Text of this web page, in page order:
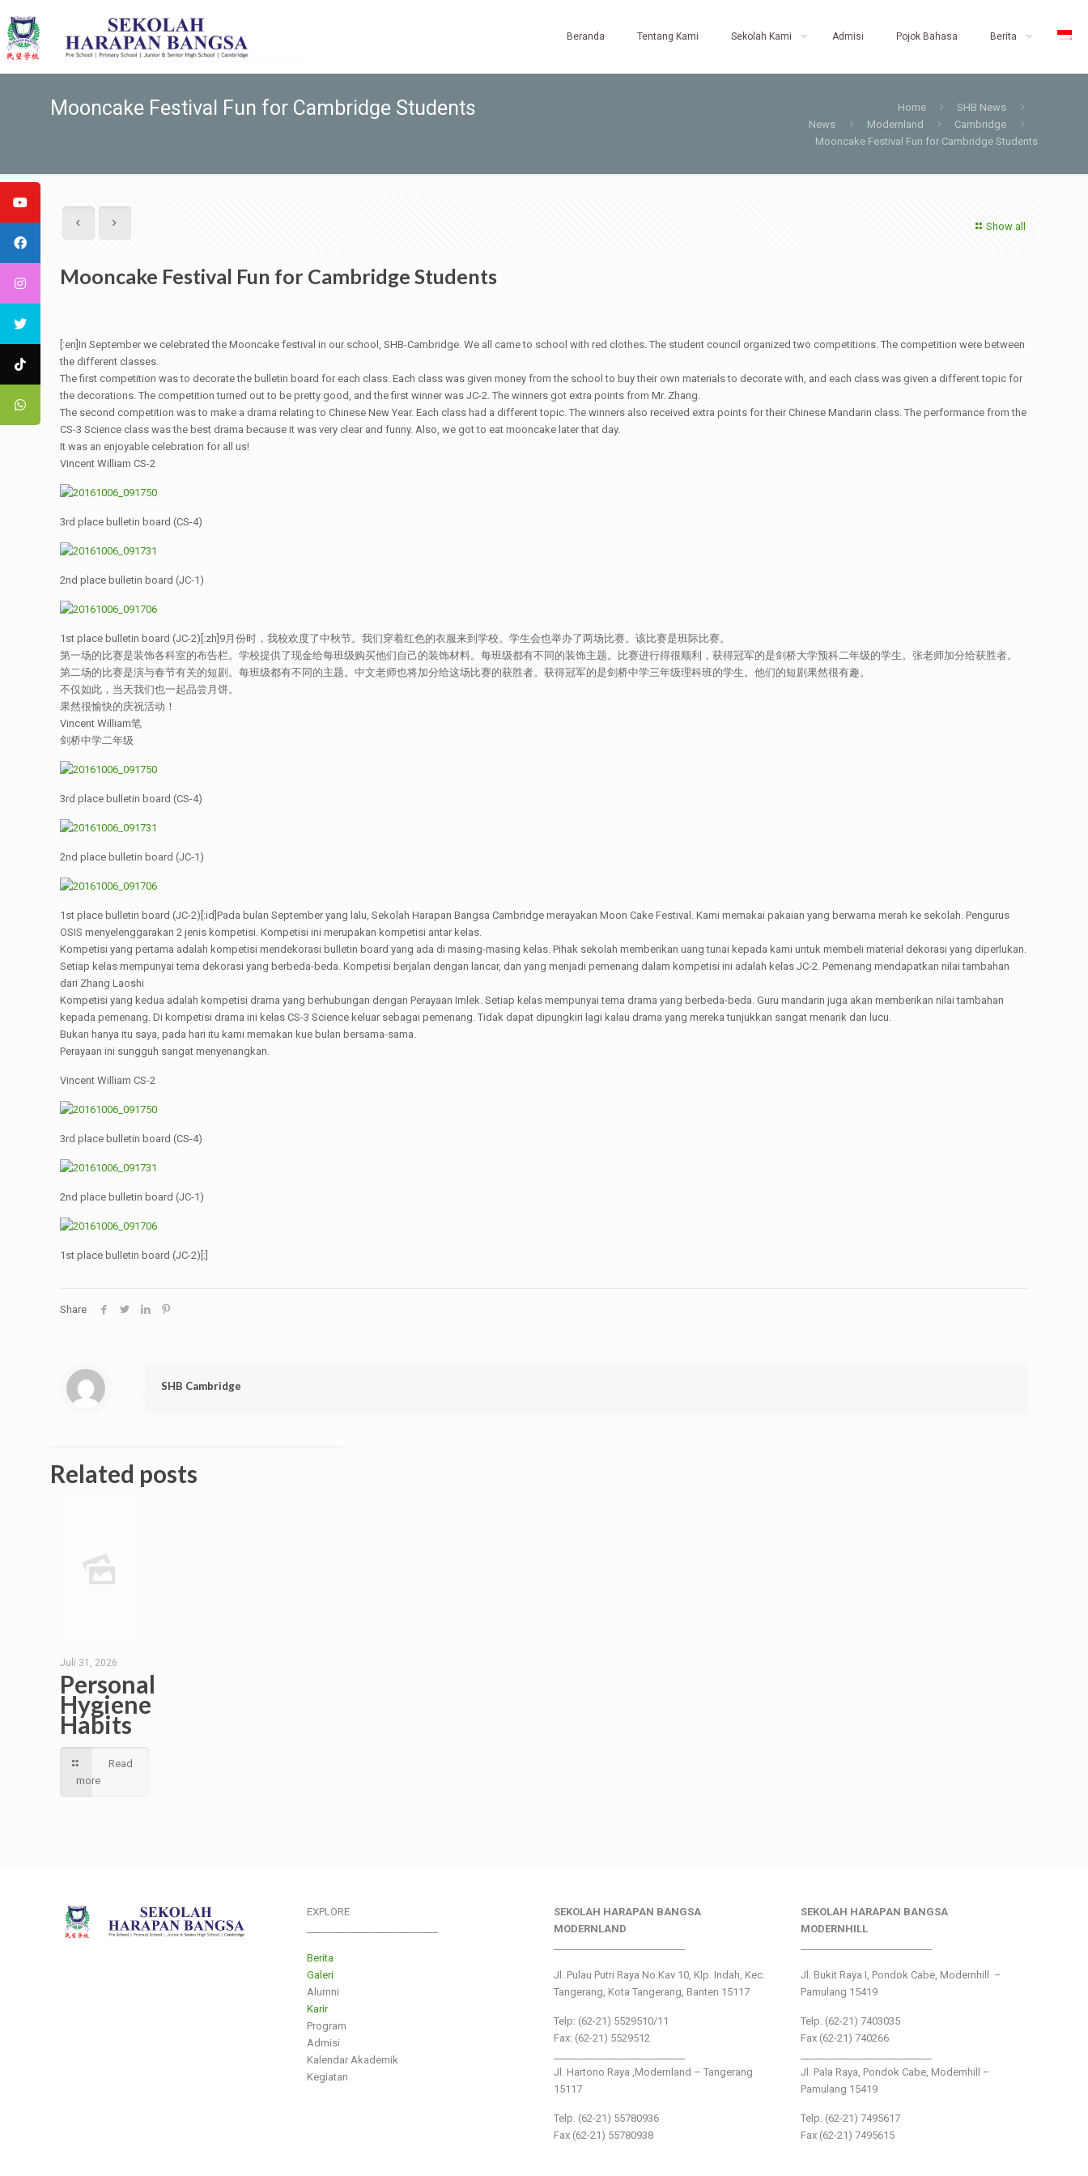
Beranda Tentang Kami Sekolah Kami Admisi Pojok Bahasa Berita
Mooncake Festival Fun for Cambridge Students Home
SHB News
News
Modernland
Cambridge
Mooncake Festival Fun for Cambridge Students
Show all
Mooncake Festival Fun for Cambridge Students
[:en]In September we celebrated the Mooncake festival in our school, SHB-Cambridge. We all came to school with red clothes. The student council organized two competitions. The competition were between
the different classes.
The first competition was to decorate the bulletin board for each class. Each class was given money from the school to buy their own materials to decorate with, and each class was given a different topic for
the decorations. The competition turned out to be pretty good, and the first winner was JC-2. The winners got extra points from Mr. Zhang.
The second competition was to make a drama relating to Chinese New Year. Each class had a different topic. The winners also received extra points for their Chinese Mandarin class. The performance from the
CS-3 Science class was the best drama because it was very clear and funny. Also, we got to eat mooncake later that day.
It was an enjoyable celebration for all us!
Vincent William CS-2
3rd place bulletin board (CS-4)
2nd place bulletin board (JC-1)
1st place bulletin board (JC-2)[:zh]9月份时，我校欢度了中秋节。我们穿着红色的衣服来到学校。学生会也举办了两场比赛。该比赛是班际比赛。
第一场的比赛是装饰各科室的布告栏。学校提供了现金给每班级购买他们自己的装饰材料。每班级都有不同的装饰主题。比赛进行得很顺利，获得冠军的是剑桥大学预科二年级的学生。张老师加分给获胜者。
第二场的比赛是演与春节有关的短剧。每班级都有不同的主题。中文老师也将加分给这场比赛的获胜者。获得冠军的是剑桥中学三年级理科班的学生。他们的短剧果然很有趣。
不仅如此，当天我们也一起品尝月饼。
果然很愉快的庆祝活动！
Vincent William笔
剑桥中学二年级
3rd place bulletin board (CS-4)
2nd place bulletin board (JC-1)
1st place bulletin board (JC-2)[:id]Pada bulan September yang lalu, Sekolah Harapan Bangsa Cambridge merayakan Moon Cake Festival. Kami memakai pakaian yang berwarna merah ke sekolah. Pengurus
OSIS menyelenggarakan 2 jenis kompetisi. Kompetisi ini merupakan kompetisi antar kelas.
Kompetisi yang pertama adalah kompetisi mendekorasi bulletin board yang ada di masing-masing kelas. Pihak sekolah memberikan uang tunai kepada kami untuk membeli material dekorasi yang diperlukan.
Setiap kelas mempunyai tema dekorasi yang berbeda-beda. Kompetisi berjalan dengan lancar, dan yang menjadi pemenang dalam kompetisi ini adalah kelas JC-2. Pemenang mendapatkan nilai tambahan
dari Zhang Laoshi
Kompetisi yang kedua adalah kompetisi drama yang berhubungan dengan Perayaan Imlek. Setiap kelas mempunyai tema drama yang berbeda-beda. Guru mandarin juga akan memberikan nilai tambahan
kepada pemenang. Di kompetisi drama ini kelas CS-3 Science keluar sebagai pemenang. Tidak dapat dipungkiri lagi kalau drama yang mereka tunjukkan sangat menarik dan lucu.
Bukan hanya itu saya, pada hari itu kami memakan kue bulan bersama-sama.
Perayaan ini sungguh sangat menyenangkan.
Vincent William CS-2
3rd place bulletin board (CS-4)
2nd place bulletin board (JC-1)
1st place bulletin board (JC-2)[:]
Share
SHB Cambridge
Related posts
Juli 31, 2026
Personal
Hygiene
Habits
Read
more
EXPLORE
Berita
Galeri
Alumni
Karir
Program
Admisi
Kalendar Akademik
Kegiatan
SEKOLAH HARAPAN BANGSA
MODERNLAND
Jl. Pulau Putri Raya No.Kav 10, Klp. Indah, Kec.
Tangerang, Kota Tangerang, Banten 15117
Telp: (62-21) 5529510/11
Fax: (62-21) 5529512
Jl. Hartono Raya ,Modernland – Tangerang
15117
Telp. (62-21) 55780936
Fax (62-21) 55780938
SEKOLAH HARAPAN BANGSA
MODERNHILL
Jl. Bukit Raya I, Pondok Cabe, Modernhill –
Pamulang 15419
Telp. (62-21) 7403035
Fax (62-21) 740266
Jl. Pala Raya, Pondok Cabe, Modernhill –
Pamulang 15419
Telp. (62-21) 7495617
Fax (62-21) 7495615